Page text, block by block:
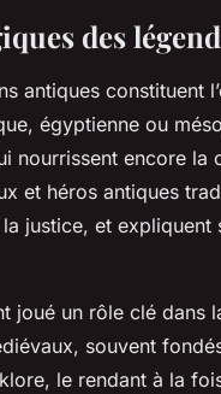
des
antiques constituent
égyptienne ou
nourrissent encore la
et héros antiques
justice, et expliquent
joué un rôle clé dans
souvent
le rendant à la